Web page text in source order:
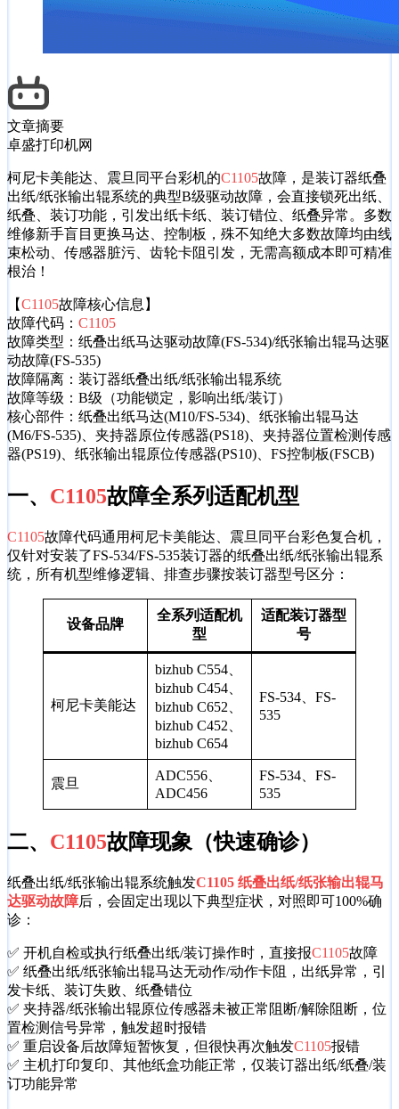
文章摘要
卓盛打印机网
柯尼卡美能达、震旦同平台彩机的C1105故障，是装订器纸叠
出纸/纸张输出辊系统的典型B级驱动故障，会直接锁死出纸、
纸叠、装订功能，引发出纸卡纸、装订错位、纸叠异常。多数
维修新手盲目更换马达、控制板，殊不知绝大多数故障均由线
束松动、传感器脏污、齿轮卡阻引发，无需高额成本即可精准
根治！
【C1105故障核心信息】
故障代码： C1105
故障类型：纸叠出纸马达驱动故障(FS-534)/纸张输出辊马达驱
动故障(FS-535)
故障隔离：装订器纸叠出纸/纸张输出辊系统
故障等级：B级（功能锁定，影响出纸/装订）
核心部件：纸叠出纸马达(M10/FS-534)、纸张输出辊马达
(M6/FS-535)、夹持器原位传感器(PS18)、夹持器位置检测传感
器(PS19)、纸张输出辊原位传感器(PS10)、FS控制板(FSCB)
一、 C1105故障全系列适配机型
C1105故障代码通用柯尼卡美能达、震旦同平台彩色复合机，
仅针对安装了FS-534/FS-535装订器的纸叠出纸/纸张输出辊系
统，所有机型维修逻辑、排查步骤按装订器型号区分：
设备品牌
全系列适配机
型
适配装订器型
号
柯尼卡美能达
bizhub C554、
bizhub C454、
bizhub C652、
bizhub C452、
bizhub C654
FS-534、FS-
535
震旦
ADC556、
ADC456
FS-534、FS-
535
二、 C1105故障现象（快速确诊）
纸叠出纸/纸张输出辊系统触发C1105 纸叠出纸/纸张输出辊马
达驱动故障后，会固定出现以下典型症状，对照即可100%确
诊：
✅ 开机自检或执行纸叠出纸/装订操作时，直接报C1105故障
✅ 纸叠出纸/纸张输出辊马达无动作/动作卡阻，出纸异常，引
发卡纸、装订失败、纸叠错位
✅ 夹持器/纸张输出辊原位传感器未被正常阻断/解除阻断，位
置检测信号异常，触发超时报错
✅ 重启设备后故障短暂恢复，但很快再次触发C1105报错
✅ 主机打印复印、其他纸盒功能正常，仅装订器出纸/纸叠/装
订功能异常